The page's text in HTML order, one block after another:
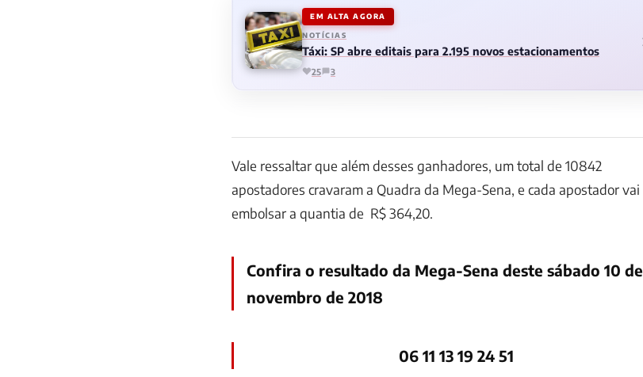
EM ALTA AGORA
NOTÍCIAS
Táxi: SP abre editais para 2.195 novos estacionamentos
25 3
Vale ressaltar que além desses ganhadores, um total de 10842
apostadores cravaram a Quadra da Mega-Sena, e cada apostador vai
embolsar a quantia de R$ 364,20.
Confira o resultado da Mega-Sena deste sábado 10 de
novembro de 2018
06 11 13 19 24 51